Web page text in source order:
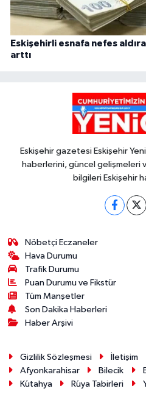
Eskişehirli esnafa nefes
arttı
Eskişehir gazetesi Eskişehir
haberlerini, güncel gelişmeleri
bilgileri Eskişehir
Nöbetçi Eczaneler
Hava Durumu
Trafik Durumu
Puan Durumu ve Fikstür
Tüm Manşetler
Son Dakika Haberleri
Haber Arşivi
Gizlilik Sözleşmesi İletişim
Afyonkarahisar
Bilecik
Kütahya
Rüya Tabirleri